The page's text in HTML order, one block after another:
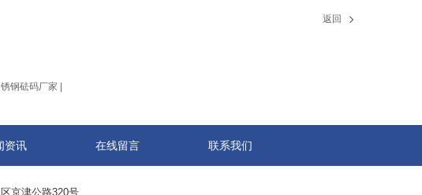
返回
钢砝码厂家
资讯 在线留言 联系我们
京津公路320号